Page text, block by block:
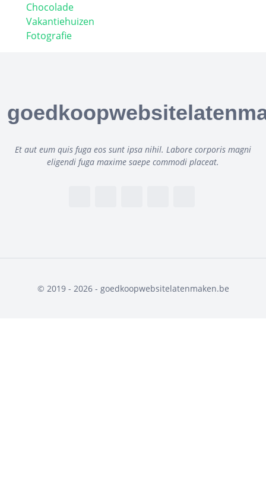
Chocolade
Vakantiehuizen
Fotografie
Et aut eum quis fuga eos sunt ipsa nihil. Labore corporis magni
eligendi fuga maxime saepe commodi placeat.
© 2019 - 2026 - goedkoopwebsitelatenmaken.be